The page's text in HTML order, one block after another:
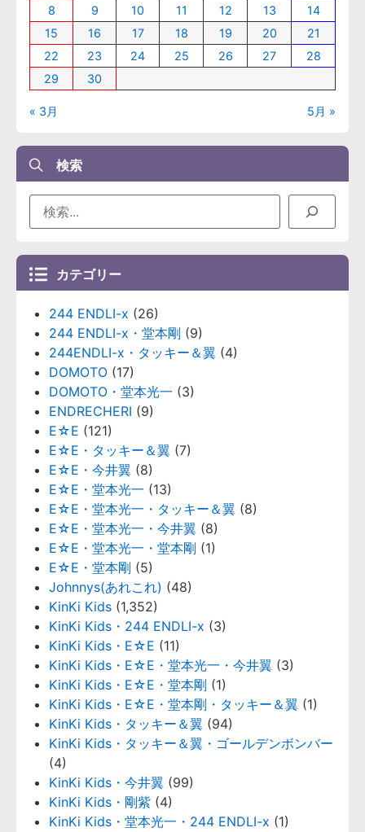
8
9 10 11 12 13
14
15
16 17 18 19 20
21
22
23 24 25 26 27
28
29
30
« 3月 5月 »
検索
カテゴリー
244 ENDLI-x (26)
244 ENDLI-x・堂本剛 (9)
244ENDLI-x・タッキー＆翼 (4)
DOMOTO (17)
DOMOTO・堂本光一 (3)
ENDRECHERI (9)
E☆E (121)
E☆E・タッキー＆翼 (7)
E☆E・今井翼 (8)
E☆E・堂本光一 (13)
E☆E・堂本光一・タッキー＆翼 (8)
E☆E・堂本光一・今井翼 (8)
E☆E・堂本光一・堂本剛 (1)
E☆E・堂本剛 (5)
Johnnys(あれこれ) (48)
KinKi Kids (1,352)
KinKi Kids・244 ENDLI-x (3)
KinKi Kids・E☆E (11)
KinKi Kids・E☆E・堂本光一・今井翼 (3)
KinKi Kids・E☆E・堂本剛 (1)
KinKi Kids・E☆E・堂本剛・タッキー＆翼 (1)
KinKi Kids・タッキー＆翼 (94)
KinKi Kids・タッキー＆翼・ゴールデンボンバー
(4)
KinKi Kids・今井翼 (99)
KinKi Kids・剛紫 (4)
KinKi Kids・堂本光一・244 ENDLI-x (1)